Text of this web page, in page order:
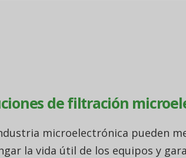
de filtración
microelectrónica pueden
la vida útil de los equipos y